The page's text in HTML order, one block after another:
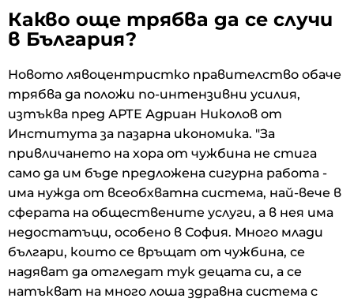
Какво още трябва да се случи
в България?
Новото лявоцентристко правителство обаче
трябва да положи по-интензивни усилия,
изтъква пред АРТЕ Адриан Николов от
Института за пазарна икономика. "За
привличането на хора от чужбина не стига
само да им бъде предложена сигурна работа -
има нужда от всеобхватна система, най-вече в
сферата на обществените услуги, а в нея има
недостатъци, особено в София. Много млади
българи, които се връщат от чужбина, се
надяват да отгледат тук децата си, а се
натъкват на много лоша здравна система с